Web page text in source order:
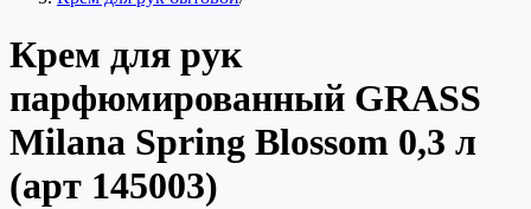
Крем для рук
парфюмированный GRASS
Milana Spring Blossom 0,3 л
(арт 145003)